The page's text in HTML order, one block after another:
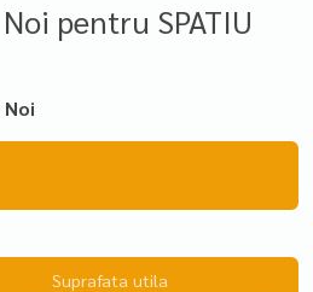
pentru SPATIU
Suprafata utila